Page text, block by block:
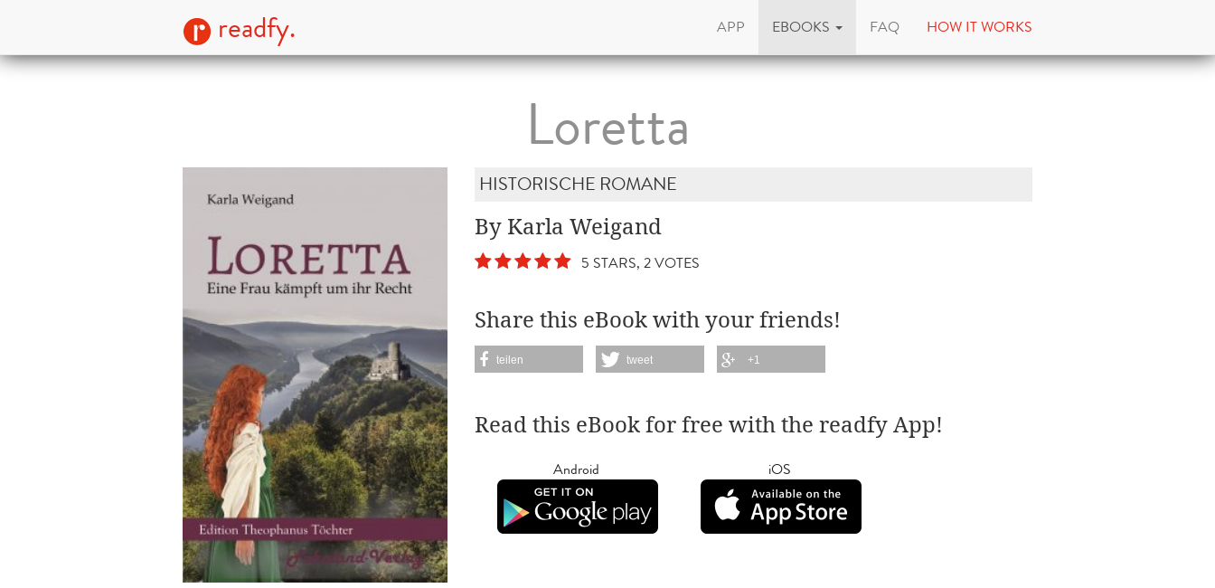
readfy. APP EBOOKS FAQ HOW IT WORKS
Loretta
HISTORISCHE ROMANE
By Karla Weigand
5 STARS, 2 VOTES
Share this eBook with your friends!
teilen tweet +1
Read this eBook for free with the readfy App!
Android iOS